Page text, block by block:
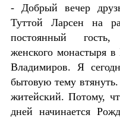
- Добрый вечер
Туттой Ларсен на
постоянный гость,
женского монастыря
Владимиров. Я
бытовую тему
житейский. Потому,
дней начинается